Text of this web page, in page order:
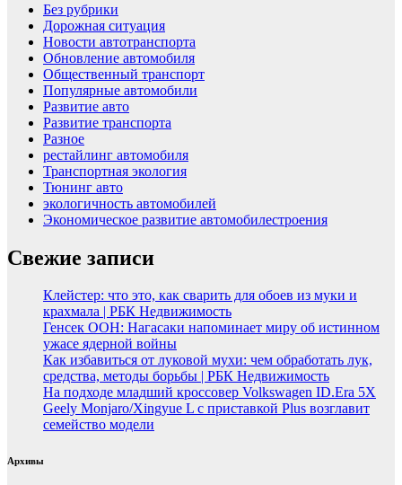
Без рубрики
Дорожная ситуация
Новости автотранспорта
Обновление автомобиля
Общественный транспорт
Популярные автомобили
Развитие авто
Развитие транспорта
Разное
рестайлинг автомобиля
Транспортная экология
Тюнинг авто
экологичность автомобилей
Экономическое развитие автомобилестроения
Свежие записи
Клейстер: что это, как сварить для обоев из муки и
крахмала | РБК Недвижимость
Генсек ООН: Нагасаки напоминает миру об истинном
ужасе ядерной войны
Как избавиться от луковой мухи: чем обработать лук,
средства, методы борьбы | РБК Недвижимость
На подходе младший кроссовер Volkswagen ID.Era 5X
Geely Monjaro/Xingyue L с приставкой Plus возглавит
семейство модели
Архивы